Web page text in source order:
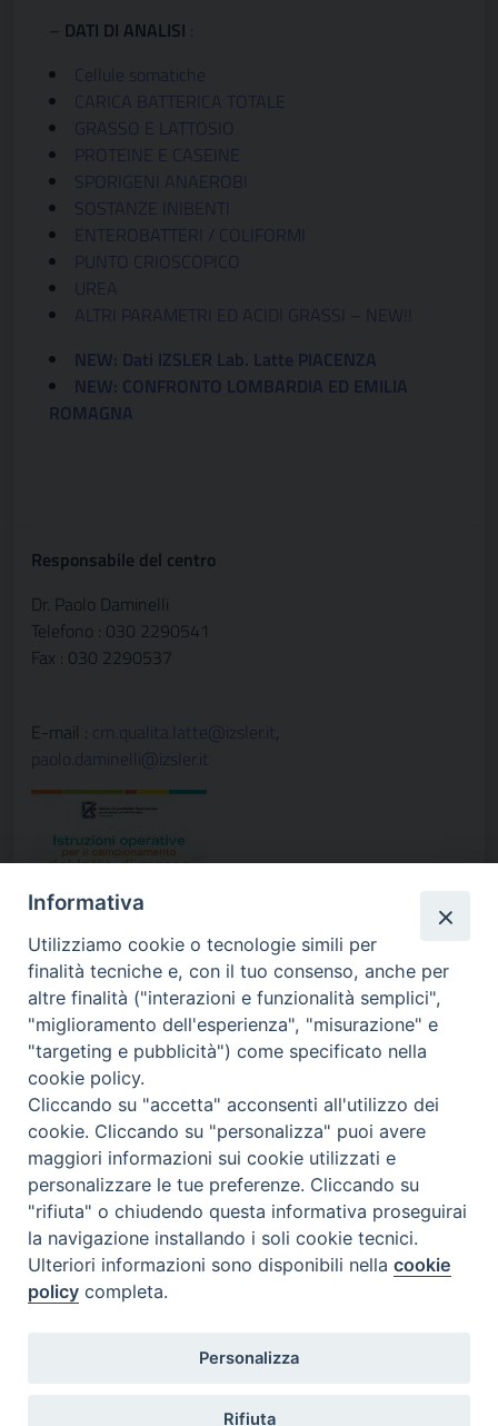
– DATI DI ANALISI :
Cellule somatiche
CARICA BATTERICA TOTALE
GRASSO E LATTOSIO
PROTEINE E CASEINE
SPORIGENI ANAEROBI
SOSTANZE INIBENTI
ENTEROBATTERI / COLIFORMI
PUNTO CRIOSCOPICO
UREA
ALTRI PARAMETRI ED ACIDI GRASSI – NEW!!
NEW: Dati IZSLER Lab. Latte PIACENZA
NEW: CONFRONTO LOMBARDIA ED EMILIA
ROMAGNA
Responsabile del centro
Dr. Paolo Daminelli
Telefono : 030 2290541
Fax : 030 2290537
E-mail : crn.qualita.latte@izsler.it,
paolo.daminelli@izsler.it
Download Opuscolo Latte
CORSO ABILITAZIONE PRELIEVO LATTE
Informativa
Utilizziamo cookie o tecnologie simili per
finalità tecniche e, con il tuo consenso, anche per
altre finalità ("interazioni e funzionalità semplici",
"miglioramento dell'esperienza", "misurazione" e
"targeting e pubblicità") come specificato nella
cookie policy.
Cliccando su "accetta" acconsenti all'utilizzo dei
cookie. Cliccando su "personalizza" puoi avere
maggiori informazioni sui cookie utilizzati e
personalizzare le tue preferenze. Cliccando su
"rifiuta" o chiudendo questa informativa proseguirai
la navigazione installando i soli cookie tecnici.
Ulteriori informazioni sono disponibili nellacookie
policy completa.
Personalizza
Rifiuta